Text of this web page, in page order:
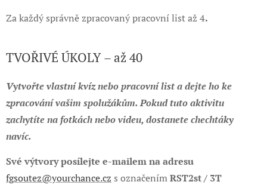
Za každý správně zpracovaný pracovní list až 4.
TVOŘIVÉ ÚKOLY – až 40
Vytvořte vlastní kvíz nebo pracovní list a dejte ho ke
zpracování vašim spolužákům. Pokud tuto aktivitu
zachytíte na fotkách nebo videu, dostanete chechtáky
navíc.
Své výtvory posílejte e-mailem na adresu
fgsoutez@yourchance.cz s označenímRST2st / 3T